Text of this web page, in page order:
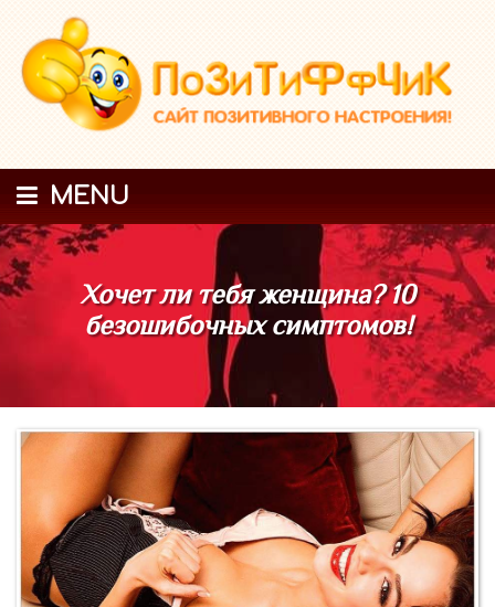
MENU
Хочет ли тебя женщина? 10
безошибочных симптомов!